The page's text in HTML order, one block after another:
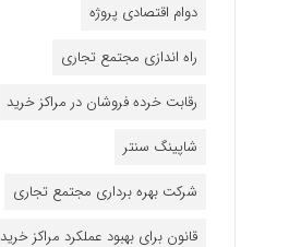
دوام اقتصادی پروژه
راه اندازی مجتمع تجاری
رقابت خرده فروشان در مراکز خرید
شاپینگ سنتر
شرکت بهره برداری مجتمع تجاری
قانون برای بهبود عملکرد مراکز خرید